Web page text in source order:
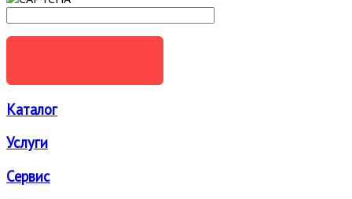
Каталог
Услуги
Сервис